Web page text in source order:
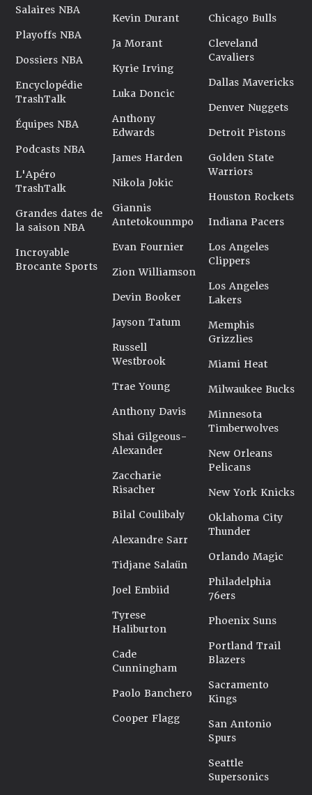
Salaires NBA
Playoffs NBA
Dossiers NBA
Encyclopédie
TrashTalk
Équipes NBA
Podcasts NBA
L'Apéro
TrashTalk
Grandes dates de
la saison NBA
Incroyable
Brocante Sports
Kevin Durant
Ja Morant
Kyrie Irving
Luka Doncic
Anthony
Edwards
James Harden
Nikola Jokic
Giannis
Antetokounmpo
Evan Fournier
Zion Williamson
Devin Booker
Jayson Tatum
Russell
Westbrook
Trae Young
Anthony Davis
Shai Gilgeous-
Alexander
Zaccharie
Risacher
Bilal Coulibaly
Alexandre Sarr
Tidjane Salaün
Joel Embiid
Tyrese
Haliburton
Cade
Cunningham
Paolo Banchero
Cooper Flagg
Chicago Bulls
Cleveland
Cavaliers
Dallas Mavericks
Denver Nuggets
Detroit Pistons
Golden State
Warriors
Houston Rockets
Indiana Pacers
Los Angeles
Clippers
Los Angeles
Lakers
Memphis
Grizzlies
Miami Heat
Milwaukee Bucks
Minnesota
Timberwolves
New Orleans
Pelicans
New York Knicks
Oklahoma City
Thunder
Orlando Magic
Philadelphia
76ers
Phoenix Suns
Portland Trail
Blazers
Sacramento
Kings
San Antonio
Spurs
Seattle
Supersonics